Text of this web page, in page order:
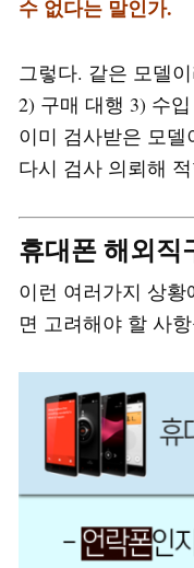
수 없다는 말인가.
그렇다. 같은 모델
2) 구매 대행 3) 수
이미 검사받은 모
다시 검사 의뢰해
휴대폰 해외직
이런 여러가지 상
면 고려해야 할 사